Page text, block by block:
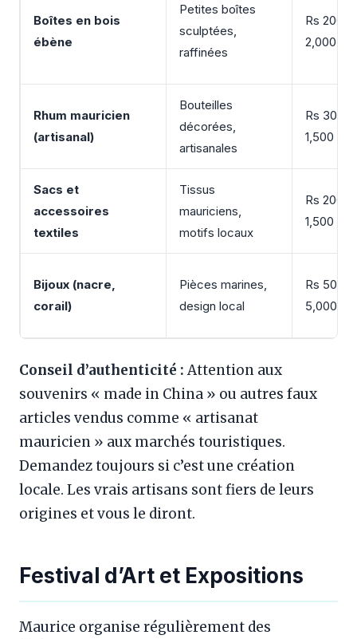
Boîtes en bois
ébène
Petites boîtes
sculptées,
raffinées
Rs 200 –
2,000
Rhum mauricien
(artisanal)
Bouteilles
décorées,
artisanales
Rs 300 –
1,500
Sacs et
accessoires
textiles
Tissus
mauriciens,
motifs locaux
Rs 200 –
1,500
Bijoux (nacre,
corail)
Pièces marines,
design local
Rs 500 –
5,000+
Conseil d’authenticité :Attention aux
souvenirs « made in China » ou autres faux
articles vendus comme « artisanat
mauricien » aux marchés touristiques.
Demandez toujours si c’est une création
locale. Les vrais artisans sont fiers de leurs
origines et vous le diront.
Festival d’Art et Expositions
Maurice organise régulièrement des